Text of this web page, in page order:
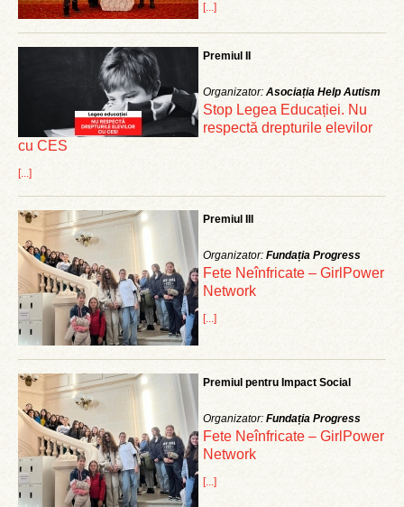
[...]
Premiul II
Organizator: Asociația Help Autism
Stop Legea Educației. Nu
respectă drepturile elevilor
cu CES
[...]
Premiul III
Organizator: Fundația Progress
Fete Neînfricate – GirlPower
Network
[...]
Premiul pentru Impact Social
Organizator: Fundația Progress
Fete Neînfricate – GirlPower
Network
[...]